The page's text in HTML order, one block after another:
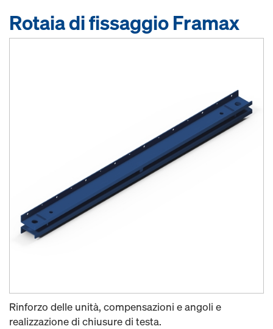
Rotaia di fissaggio Framax
Rinforzo delle unità, compensazioni e angoli e
realizzazione di chiusure di testa.